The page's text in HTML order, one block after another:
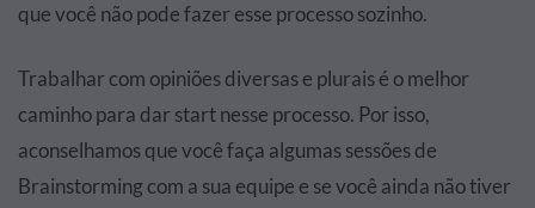
que você não pode fazer esse processo sozinho.
Trabalhar com opiniões diversas e plurais é o melhor
caminho para dar start nesse processo. Por isso,
aconselhamos que você faça algumas sessões de
Brainstorming com a sua equipe e se você ainda não tiver